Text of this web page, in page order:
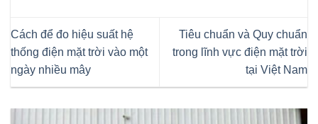
Cách để đo hiệu suất hệ
thống điện mặt trời vào một
ngày nhiều mây
Tiêu chuẩn và Quy chuẩn
trong lĩnh vực điện mặt trời
tại Việt Nam